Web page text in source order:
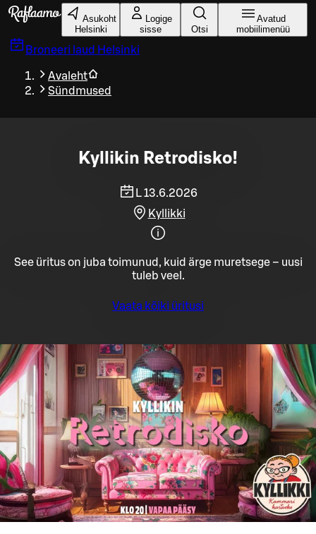
Liigu peamise sisu juurde
Asukoht
Helsinki
Logige
sisse
Otsi
Avatud
mobiilimenüü
Broneeri laud Helsinki
Avaleht
Sündmused
Kyllikin Retrodisko!
L 13.6.2026
Kyllikki
See üritus on juba toimunud, kuid ärge muretsege – uusi
tuleb veel.
Vaata kõiki üritusi